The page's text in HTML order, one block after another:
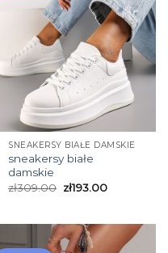
SNEAKERSY BIAŁE DAMSKIE
sneakersy białe
damskie
zł309.00 zł193.00